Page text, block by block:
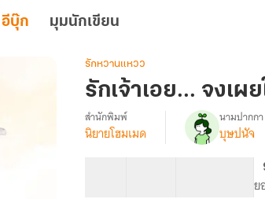
อีบุ๊ก มุมนักเขียน
รักหวานแหวว
รักเจ้าเอย... จงเผย
เรื่อง
สำนักพิมพ์
นิยายโฮมเมด
นามปากกา
บุษปนัจ
ย